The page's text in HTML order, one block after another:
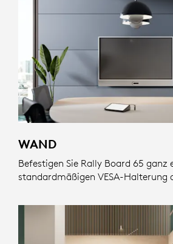
WAND
Befestigen Sie Rally Board 65
standardmäßigen VESA-Halterung